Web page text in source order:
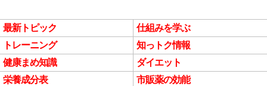
最新トピック
仕組みを学ぶ
トレーニング
知っトク情報
健康まめ知識
ダイエット
栄養成分表
市販薬の効能